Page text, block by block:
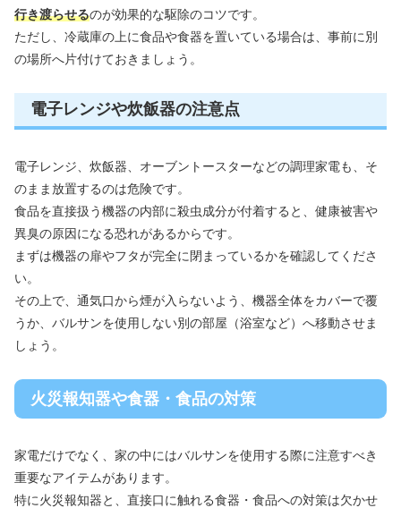
行き渡らせるのが効果的な駆除のコツです。
ただし、冷蔵庫の上に食品や食器を置いている場合は、事前に別
の場所へ片付けておきましょう。
電子レンジや炊飯器の注意点
電子レンジ、炊飯器、オーブントースターなどの調理家電も、そ
のまま放置するのは危険です。
食品を直接扱う機器の内部に殺虫成分が付着すると、健康被害や
異臭の原因になる恐れがあるからです。
まずは機器の扉やフタが完全に閉まっているかを確認してくださ
い。
その上で、通気口から煙が入らないよう、機器全体をカバーで覆
うか、バルサンを使用しない別の部屋（浴室など）へ移動させま
しょう。
火災報知器や食器・食品の対策
家電だけでなく、家の中にはバルサンを使用する際に注意すべき
重要なアイテムがあります。
特に火災報知器と、直接口に触れる食器・食品への対策は欠かせ